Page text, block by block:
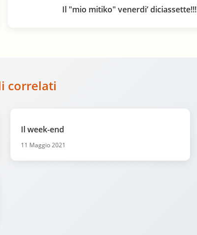
Il "mio mitiko" venerdi’ diciassette!!!
correlati
Il week-end
11 Maggio 2021